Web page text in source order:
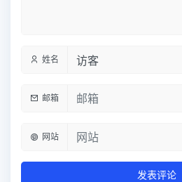
姓名
邮箱
网站
发表评论